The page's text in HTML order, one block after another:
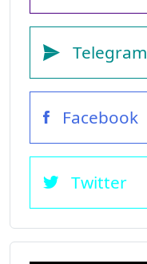
Telegram
Facebook
Twitter